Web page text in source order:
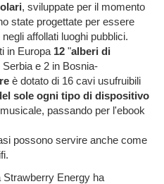
, sviluppate per il momento
state progettate per essere
affollati luoghi pubblici.
in Europa 12 "alberi di
e 2 in Bosnia-
è dotato di 16 cavi usufruibili
sole ogni tipo di dispositivo
passando per l'ebook
possono servire anche come
Strawberry Energy ha